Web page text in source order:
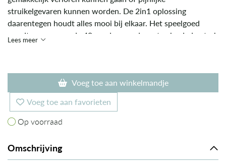
struikelgevaren kunnen worden. De 2in1 oplossing
daarentegen houdt alles mooi bij elkaar. Het speelgoed
wordt gewoon op de 40 cm doorsnede mat gelegd, dan trek
snel worden uitgerold als het tijd is voor de volgende
Lees meer
Voeg toe aan winkelmandje
Voeg toe aan favorieten
Op voorraad
Op voorraad
Omschrijving